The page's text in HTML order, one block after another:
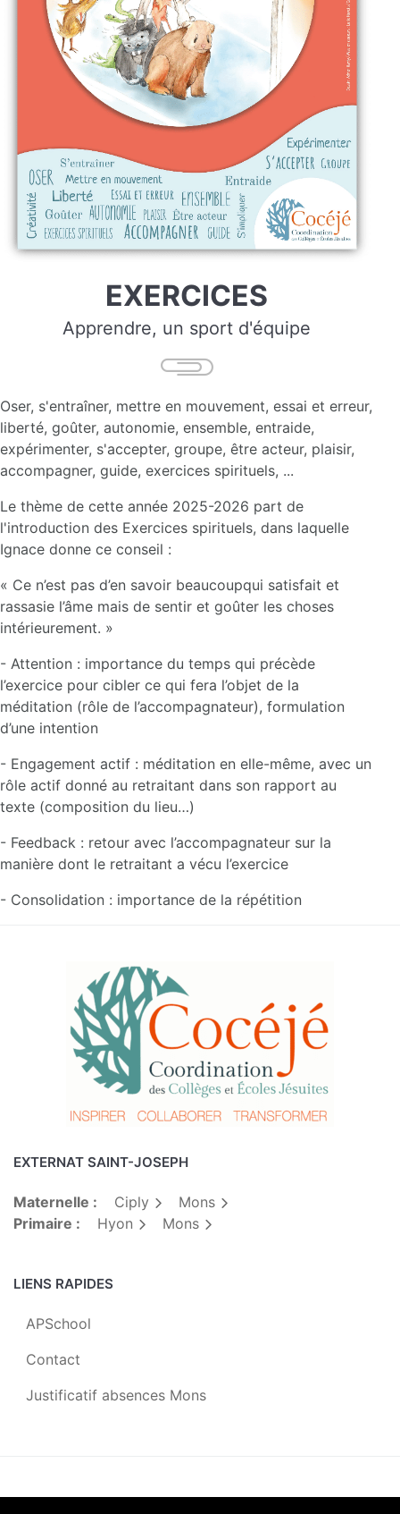
EXERCICES
Apprendre, un sport d'équipe
Oser, s'entraîner, mettre en mouvement, essai et erreur,
liberté, goûter, autonomie, ensemble, entraide,
expérimenter, s'accepter, groupe, être acteur, plaisir,
accompagner, guide, exercices spirituels, ...
Le thème de cette année 2025-2026 part de
l'introduction des Exercices spirituels, dans laquelle
Ignace donne ce conseil :
« Ce n’est pas d’en savoir beaucoupqui satisfait et
rassasie l’âme mais de sentir et goûter les choses
intérieurement. »
- Attention : importance du temps qui précède
l’exercice pour cibler ce qui fera l’objet de la
méditation (rôle de l’accompagnateur), formulation
d’une intention
- Engagement actif : méditation en elle-même, avec un
rôle actif donné au retraitant dans son rapport au
texte (composition du lieu…)
- Feedback : retour avec l’accompagnateur sur la
manière dont le retraitant a vécu l’exercice
- Consolidation : importance de la répétition
EXTERNAT SAINT-JOSEPH
Maternelle : Ciply
Mons
Primaire :
Hyon Mons
LIENS RAPIDES
APSchool
Contact
Justificatif absences Mons